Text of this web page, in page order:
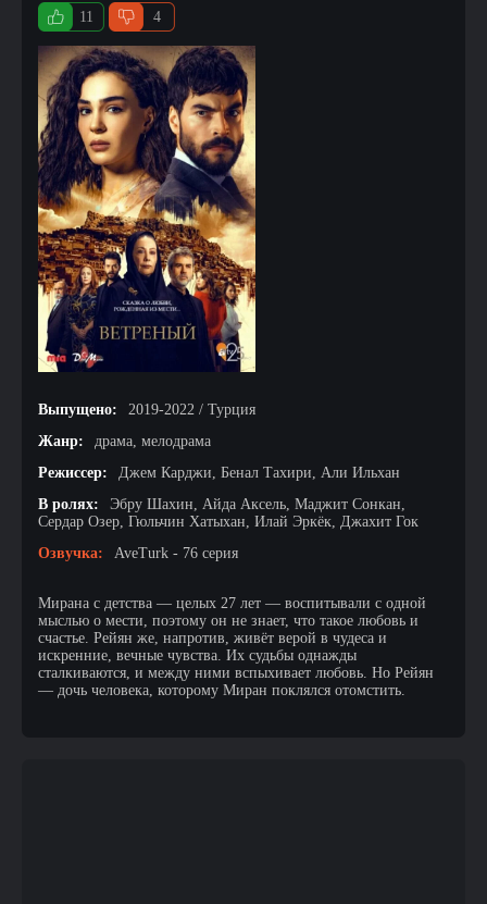
11 4
Выпущено:
2019-2022 / Турция
Жанр:
драма, мелодрама
Режиссер:
Джем Карджи, Бенал Тахири, Али Ильхан
В ролях:
Эбру Шахин, Айда Аксель, Маджит Сонкан,
Сердар Озер, Гюльчин Хатыхан, Илай Эркёк, Джахит Гок
Озвучка:
AveTurk - 76 серия
Мирана с детства — целых 27 лет — воспитывали с одной
мыслью о мести, поэтому он не знает, что такое любовь и
счастье. Рейян же, напротив, живёт верой в чудеса и
искренние, вечные чувства. Их судьбы однажды
сталкиваются, и между ними вспыхивает любовь. Но Рейян
— дочь человека, которому Миран поклялся отомстить.